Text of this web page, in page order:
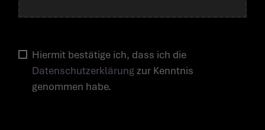
Hiermit bestätige ich, dass ich die
Datenschutzerklärungzur Kenntnis
genommen habe.